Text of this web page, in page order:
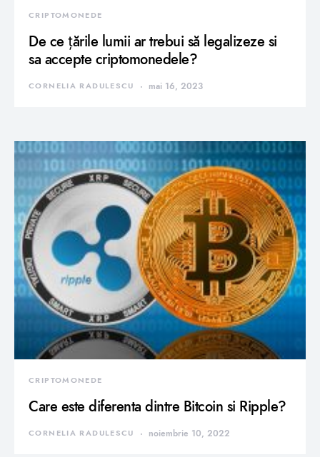
CRIPTOMONEDE
De ce țările lumii ar trebui să legalizeze si
sa accepte criptomonedele?
CORNELIA RADULESCU mai 16, 2023
CRIPTOMONEDE
Care este diferenta dintre Bitcoin si Ripple?
CORNELIA RADULESCU noiembrie 10, 2022